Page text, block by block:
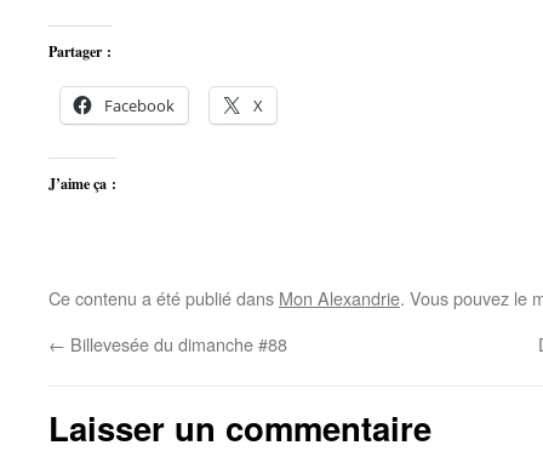
Partager :
Facebook X
J’aime ça :
Ce contenu a été publié dans Mon Alexandrie. Vous pouvez le
← Billevesée du dimanche #88
Laisser un commentaire